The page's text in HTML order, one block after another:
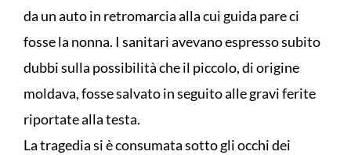
da un auto in retromarcia alla cui guida pare ci
fosse la nonna. I sanitari avevano espresso subito
dubbi sulla possibilità che il piccolo, di origine
moldava, fosse salvato in seguito alle gravi ferite
riportate alla testa.
La tragedia si è consumata sotto gli occhi dei